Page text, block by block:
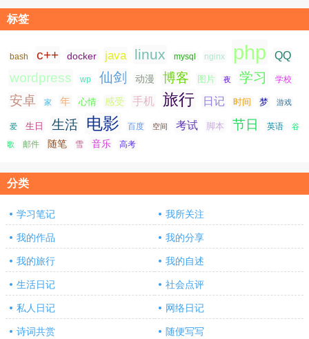
标签
bash c++ docker java linux mysql nginx php QQ
wordpress wp 仙剑 动漫 博客 图片 夜 学习 学校
安卓 家 年 心情 感受 手机 旅行 日记 时间 梦 游戏
爱 生日 生活 电影 百度 空间 考试 脚本 节日 英语 谷
歌 邮件 随笔 雪 音乐 高考
分类
学习笔记 我所关注
我的作品 我的分享
我的旅行 我的自述
生活日记 社会点评
私人日记 网络日记
诗词共赏 随便写写